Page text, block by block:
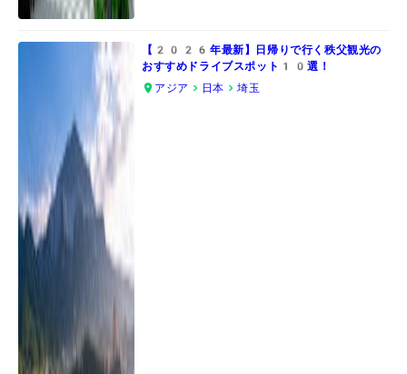
【2026年最新】日帰りで行く秩父観光の
おすすめドライブスポット10選！
アジア
日本 埼玉